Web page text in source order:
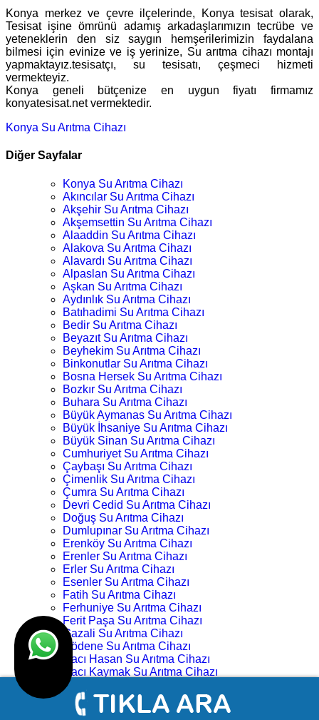
Konya merkez ve çevre ilçelerinde, Konya tesisat olarak,
Tesisat işine ömrünü adamış arkadaşlarımızın tecrübe ve
yeteneklerin den siz saygın hemşerilerimizin faydalana
bilmesi için evinize ve iş yerinize, Su arıtma cihazı montajı
yapmaktayız.tesisatçı, su tesisatı, çeşmeci hizmeti
vermekteyiz.
Konya geneli bütçenize en uygun fiyatı firmamız
konyatesisat.net vermektedir.
Konya Su Arıtma Cihazı
Diğer Sayfalar
Konya Su Arıtma Cihazı
Akıncılar Su Arıtma Cihazı
Akşehir Su Arıtma Cihazı
Akşemsettin Su Arıtma Cihazı
Alaaddin Su Arıtma Cihazı
Alakova Su Arıtma Cihazı
Alavardı Su Arıtma Cihazı
Alpaslan Su Arıtma Cihazı
Aşkan Su Arıtma Cihazı
Aydınlık Su Arıtma Cihazı
Batıhadimi Su Arıtma Cihazı
Bedir Su Arıtma Cihazı
Beyazıt Su Arıtma Cihazı
Beyhekim Su Arıtma Cihazı
Binkonutlar Su Arıtma Cihazı
Bosna Hersek Su Arıtma Cihazı
Bozkır Su Arıtma Cihazı
Buhara Su Arıtma Cihazı
Büyük Aymanas Su Arıtma Cihazı
Büyük İhsaniye Su Arıtma Cihazı
Büyük Sinan Su Arıtma Cihazı
Cumhuriyet Su Arıtma Cihazı
Çaybaşı Su Arıtma Cihazı
Çimenlik Su Arıtma Cihazı
Çumra Su Arıtma Cihazı
Devri Cedid Su Arıtma Cihazı
Doğuş Su Arıtma Cihazı
Dumlupınar Su Arıtma Cihazı
Erenköy Su Arıtma Cihazı
Erenler Su Arıtma Cihazı
Erler Su Arıtma Cihazı
Esenler Su Arıtma Cihazı
Fatih Su Arıtma Cihazı
Ferhuniye Su Arıtma Cihazı
Ferit Paşa Su Arıtma Cihazı
Gazali Su Arıtma Cihazı
Gödene Su Arıtma Cihazı
Hacı Hasan Su Arıtma Cihazı
Hacı Kaymak Su Arıtma Cihazı
Hacı Yusuf Mescit Su Arıtma Cihazı
Hacıveyiszade Su Arıtma Cihazı
Hamza Oğlu Su Arıtma Cihazı